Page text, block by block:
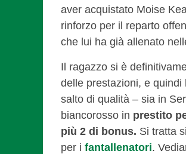
aver acquistato Moise
rinforzo per il reparto
che lui ha già allenato
Il ragazzo si è
delle prestazioni, e
salto di qualità – sia in
biancorosso in prestito
più 2 di bonus. Si tratta
per i fantallenatori.